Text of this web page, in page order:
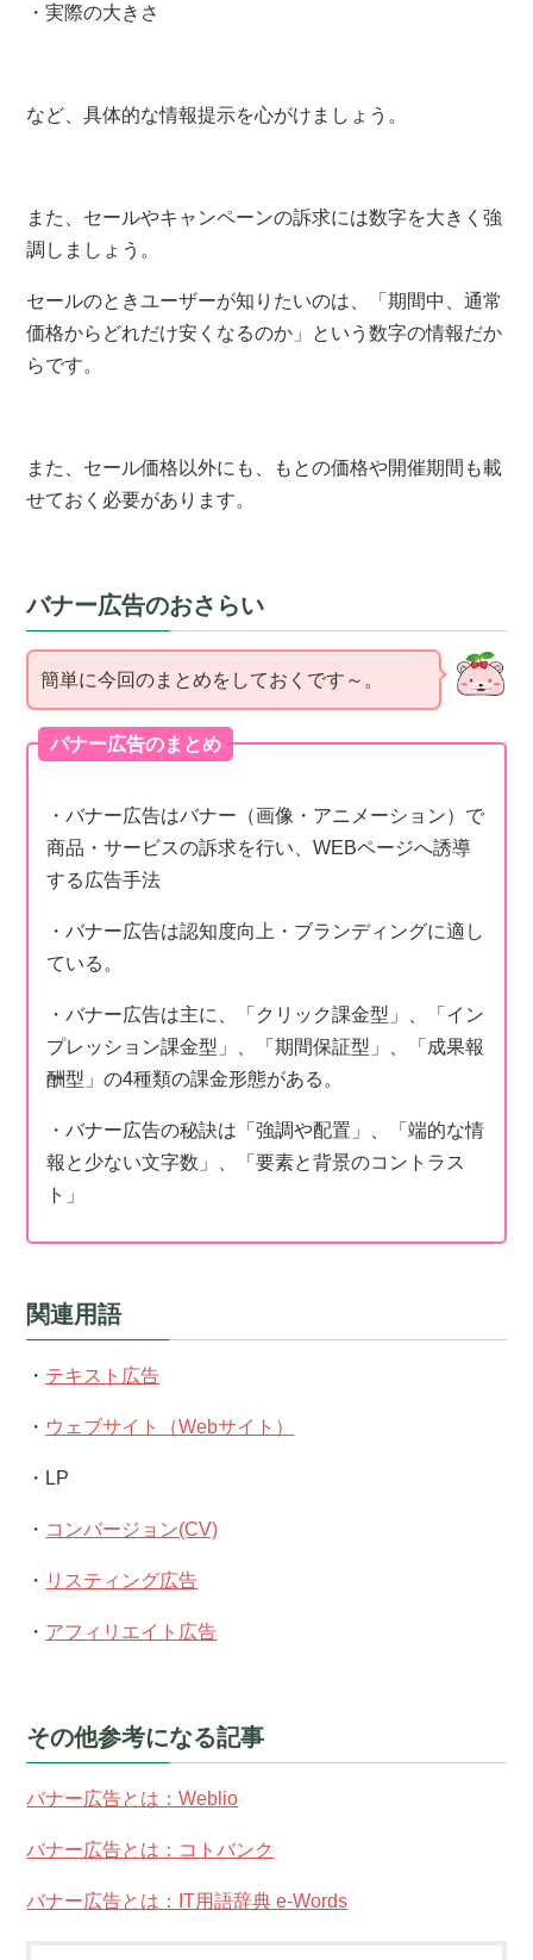
・実際の大きさ
など、具体的な情報提示を心がけましょう。
また、セールやキャンペーンの訴求には数字を大きく強
調しましょう。
セールのときユーザーが知りたいのは、「期間中、通常
価格からどれだけ安くなるのか」という数字の情報だか
らです。
また、セール価格以外にも、もとの価格や開催期間も載
せておく必要があります。
バナー広告のおさらい
簡単に今回のまとめをしておくです～。
バナー広告のまとめ
・バナー広告はバナー（画像・アニメーション）で
商品・サービスの訴求を行い、WEBページへ誘導
する広告手法
・バナー広告は認知度向上・ブランディングに適し
ている。
・バナー広告は主に、「クリック課金型」、「イン
プレッション課金型」、「期間保証型」、「成果報
酬型」の4種類の課金形態がある。
・バナー広告の秘訣は「強調や配置」、「端的な情
報と少ない文字数」、「要素と背景のコントラス
ト」
関連用語
・ テキスト広告
・ ウェブサイト（Webサイト）
・LP
・ コンバージョン(CV)
・ リスティング広告
・ アフィリエイト広告
その他参考になる記事
バナー広告とは：Weblio
バナー広告とは：コトバンク
バナー広告とは：IT用語辞典 e-Words